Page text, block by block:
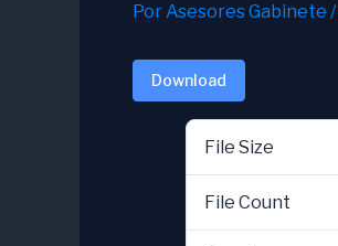
PorAsesores Gabinete /
Download
File Size
File Count